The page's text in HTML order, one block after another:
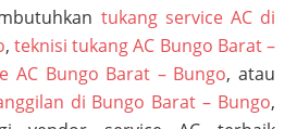
tukang service AC di
, teknisi tukang AC Bungo Barat –
AC Bungo Barat – Bungo, atau
di Bungo Barat – Bungo,